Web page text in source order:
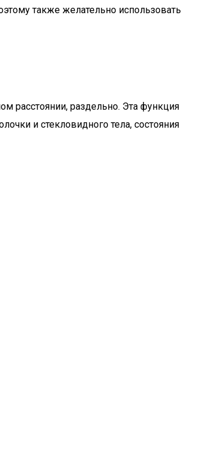
также желательно использовать
расстоянии, раздельно. Эта функция
и стекловидного тела, состояния